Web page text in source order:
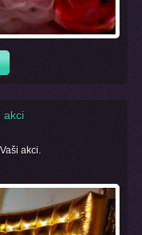
akci
akci.